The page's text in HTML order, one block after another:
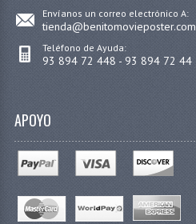
Envíanos un correo electrónico A:
tienda@benitomovieposter.com
Teléfono de Ayuda:
93 894 72 448 - 93 894 72 44
APOYO